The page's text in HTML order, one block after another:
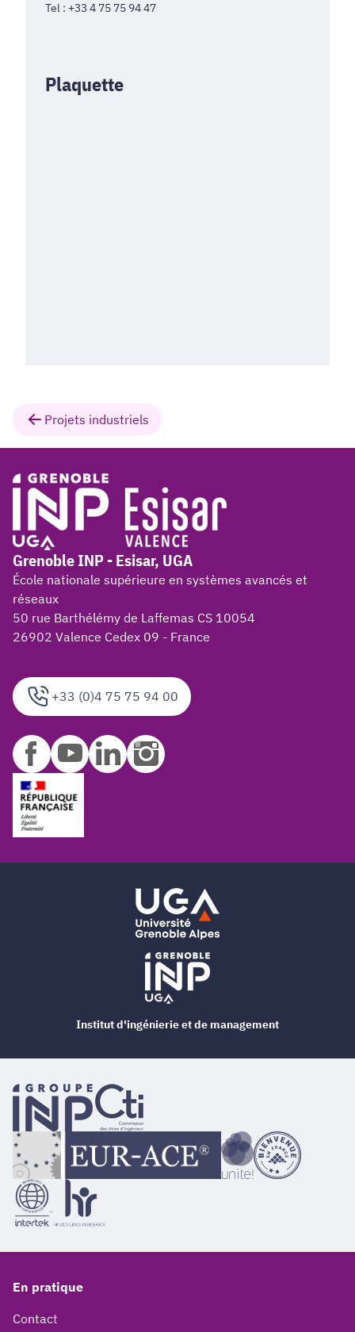
Tel : +33 4 75 75 94 47
Plaquette
Projets industriels
+33 (0)4 75 75 94 00
Grenoble INP - Esisar, UGA
École nationale supérieure en systèmes avancés et
réseaux
50 rue Barthélémy de Laffemas CS 10054
26902 Valence Cedex 09 - France
En pratique
Contact
Institut d'ingénierie et de management